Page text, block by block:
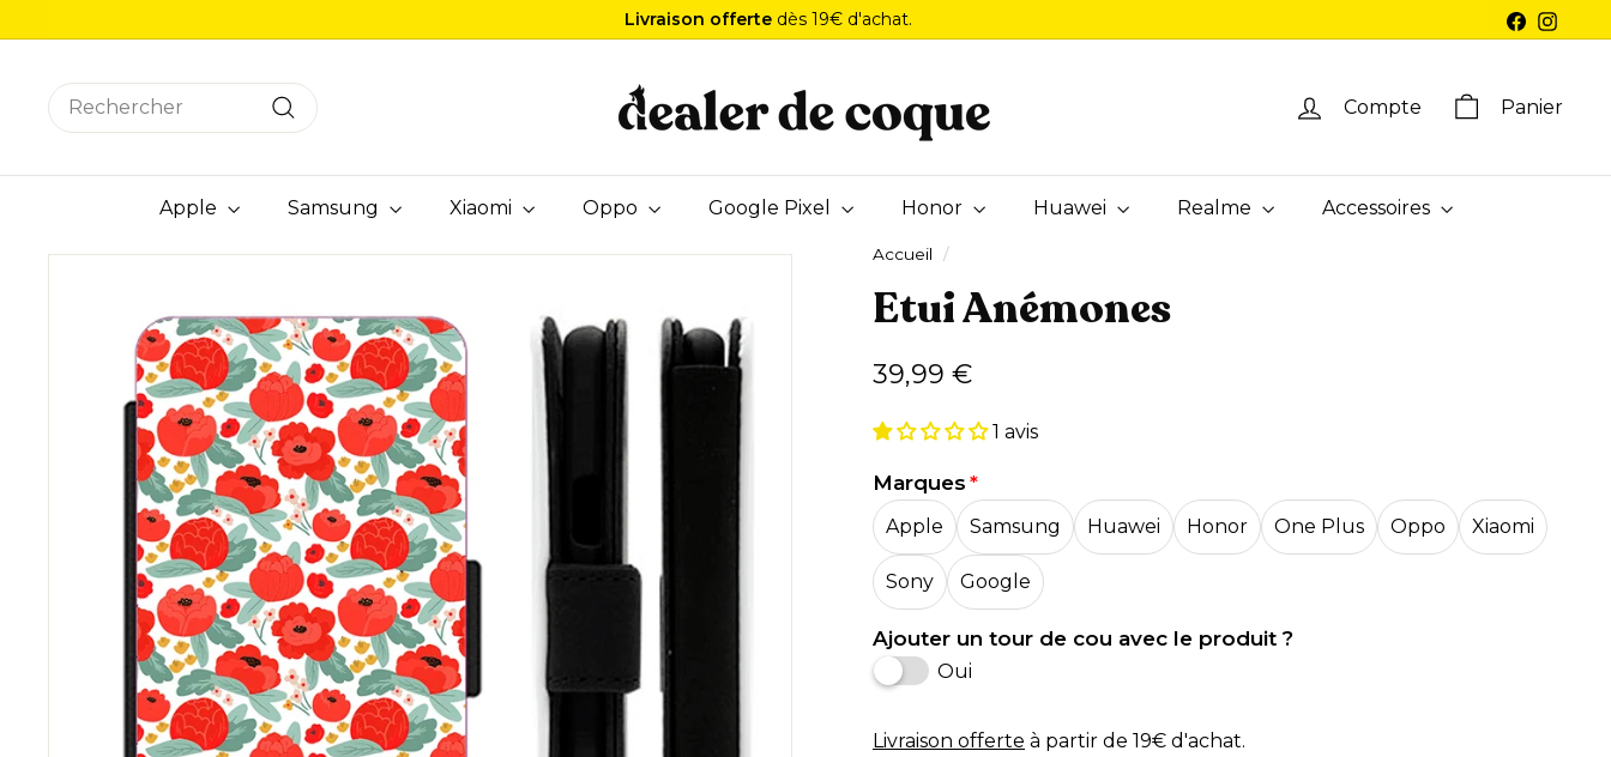
au
Diaporama
Livraison offerte dès 19€ d'achat. Facebook
Search
Rechercher
e
a
e
r
Compte Panier
Apple Samsung Xiaomi Oppo Google Pixel Honor Huawei Realme Accessoires
Accueil /
Etui Anémones
Prix
régulier
39,99 €39,99
€
1 avis
Marques
Apple Samsung Huawei Honor One Plus Oppo Xiaomi
Sony Google
Ajouter un tour de cou avec le produit ?
Oui
Livraison offerte à partir de 19€ d'achat.